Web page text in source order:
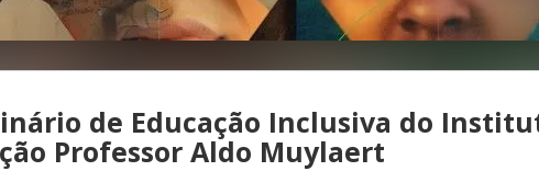
de Educação Inclusiva do
Professor Aldo Muylaert